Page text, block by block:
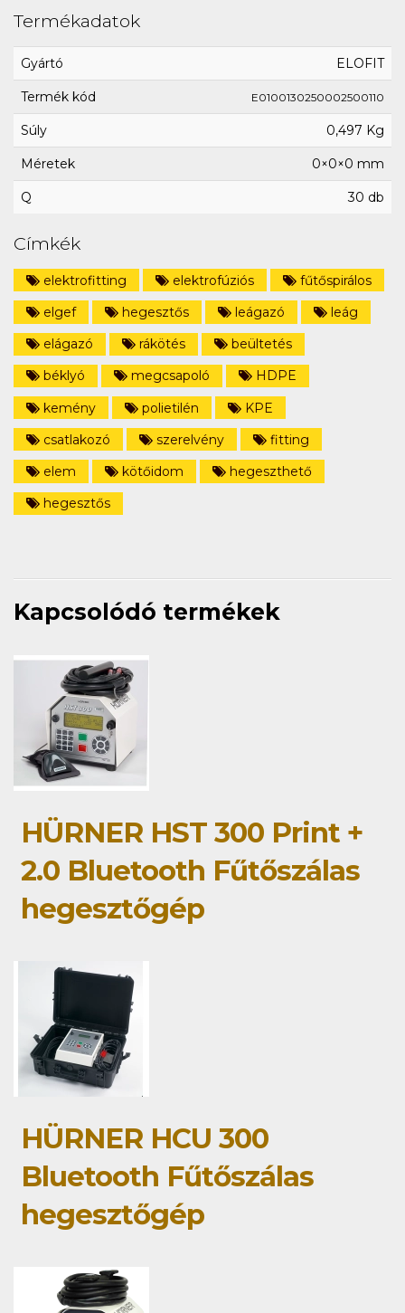
Termékadatok
Gyártó ELOFIT
Termék kód E0100130250002500110
Súly 0,497 Kg
Méretek 0×0×0 mm
Q 30 db
Címkék
elektrofitting elektrofúziós
fűtőspirálos
elgef
hegesztős leágazó
leág
elágazó
rákötés
beültetés
béklyó
megcsapoló
HDPE
kemény
polietilén
KPE
csatlakozó
szerelvény
fitting
elem
kötőidom
hegeszthető
hegesztős
Kapcsolódó termékek
HÜRNER HST 300 Print +
2.0 Bluetooth Fűtőszálas
hegesztőgép
HÜRNER HCU 300
Bluetooth Fűtőszálas
hegesztőgép